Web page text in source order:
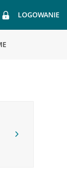
LOGOWANIE